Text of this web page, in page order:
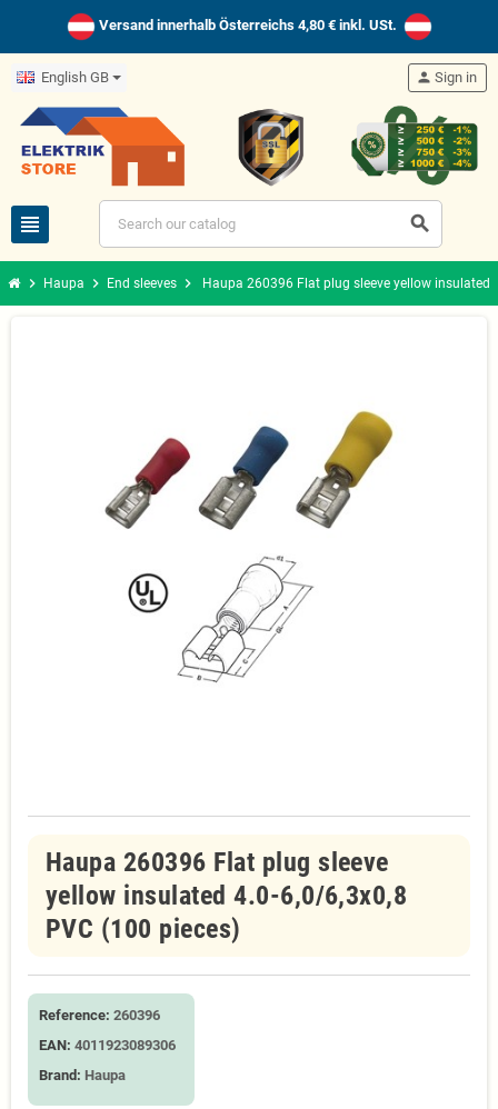
Versand innerhalb Österreichs 4,80 € inkl. USt.
English GB
view_headline search
person Sign in
chevron_right Haupa chevron_right End sleeves chevron_right Haupa 260396 Flat plug sleeve yellow insulated
Haupa 260396 Flat plug sleeve
yellow insulated 4.0-6,0/6,3x0,8
PVC (100 pieces)
Reference: 260396
EAN: 4011923089306
Brand: Haupa